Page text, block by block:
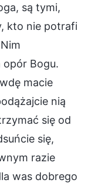
są tymi,
kto nie potrafi
Bogu.
macie
nią
się od
się,
razie
was dobrego